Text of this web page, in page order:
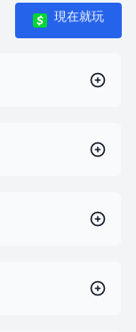
現在就玩